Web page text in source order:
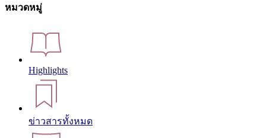
หมวดหมู่
Highlights
ข่าวสารทั้งหมด